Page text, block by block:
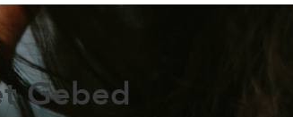
Gebed